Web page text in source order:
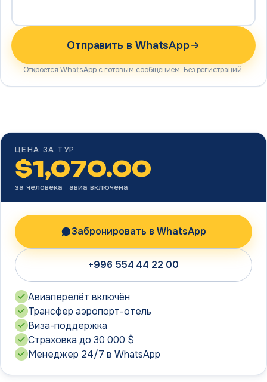
Отправить в WhatsApp
Откроется WhatsApp с готовым сообщением. Без регистраций.
ЦЕНА ЗА ТУР
$1,070.00
за человека · авиа включена
Забронировать в WhatsApp
+996 554 44 22 00
Авиаперелёт включён
Трансфер аэропорт-отель
Виза-поддержка
Страховка до 30 000 $
Менеджер 24/7 в WhatsApp